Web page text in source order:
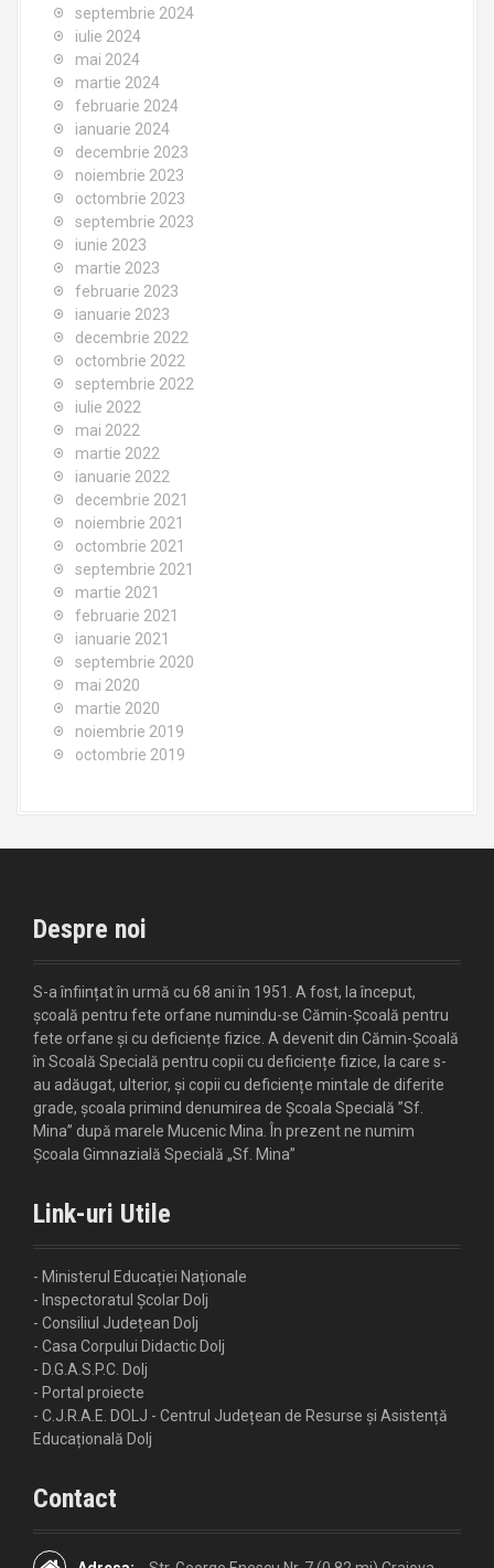
septembrie 2024
iulie 2024
mai 2024
martie 2024
februarie 2024
ianuarie 2024
decembrie 2023
noiembrie 2023
octombrie 2023
septembrie 2023
iunie 2023
martie 2023
februarie 2023
ianuarie 2023
decembrie 2022
octombrie 2022
septembrie 2022
iulie 2022
mai 2022
martie 2022
ianuarie 2022
decembrie 2021
noiembrie 2021
octombrie 2021
septembrie 2021
martie 2021
februarie 2021
ianuarie 2021
septembrie 2020
mai 2020
martie 2020
noiembrie 2019
octombrie 2019
Despre noi
S-a înființat în urmă cu 68 ani în 1951. A fost, la început,
școală pentru fete orfane numindu-se Cămin-Școală pentru
fete orfane și cu deficiențe fizice. A devenit din Cămin-Școală
în Scoală Specială pentru copii cu deficiențe fizice, la care s-
au adăugat, ulterior, și copii cu deficiențe mintale de diferite
grade, școala primind denumirea de Școala Specială ”Sf.
Mina” după marele Mucenic Mina. În prezent ne numim
Școala Gimnazială Specială „Sf. Mina”
Link-uri Utile
- Ministerul Educației Naționale
- Inspectoratul Școlar Dolj
- Consiliul Județean Dolj
- Casa Corpului Didactic Dolj
- D.G.A.S.P.C. Dolj
- Portal proiecte
- C.J.R.A.E. DOLJ - Centrul Județean de Resurse și Asistență
Educațională Dolj
Contact